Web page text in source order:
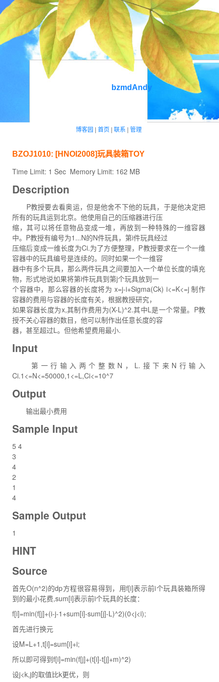
bzmdAndy
博客园 | 首页 | 联系 | 管理
BZOJ1010: [HNOI2008]玩具装箱TOY
Time Limit: 1 Sec Memory Limit: 162 MB
Description
P教授要去看奥运，但是他舍不下他的玩具，于是他决定把
所有的玩具运到北京。他使用自己的压缩器进行压
缩，其可以将任意物品变成一堆，再放到一种特殊的一维容器
中。P教授有编号为1...N的N件玩具，第i件玩具经过
压缩后变成一维长度为Ci.为了方便整理，P教授要求在一个一维
容器中的玩具编号是连续的。同时如果一个一维容
器中有多个玩具，那么两件玩具之间要加入一个单位长度的填充
物，形式地说如果将第i件玩具到第j个玩具放到一
个容器中，那么容器的长度将为 x=j-i+Sigma(Ck) i<=K<=j 制作
容器的费用与容器的长度有关，根据教授研究，
如果容器长度为x,其制作费用为(X-L)^2.其中L是一个常量。P教
授不关心容器的数目，他可以制作出任意长度的容
器，甚至超过L。但他希望费用最小.
Input
第一行输入两个整数N，L.接下来N行输入
Ci.1<=N<=50000,1<=L,Ci<=10^7
Output
输出最小费用
Sample Input
5 4
3
4
2
1
4
Sample Output
1
HINT
Source
首先O(n^2)的dp方程很容易得到，用f[i]表示前i个玩具装箱所得
到的最小花费,sum[i]表示前i个玩具的长度：
f[i]=min(f[j]+(i-j-1+sum[i]-sum[j]-L)^2)(0<j<i);
首先进行换元
设M=L+1,t[i]=sum[i]+i;
所以即可得到f[i]=min(f[j]+(t[i]-t[j]+m)^2)
设j<k,j的取值比k更优，则